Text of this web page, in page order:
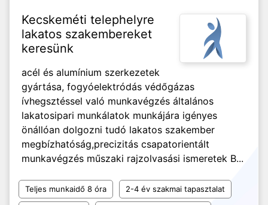
Kecskeméti telephelyre
lakatos szakembereket
keresünk
acél és alumínium szerkezetek
gyártása, fogyóelektródás védőgázas
ívhegsztéssel való munkavégzés általános
lakatosipari munkálatok munkájára igényes
önállóan dolgozni tudó lakatos szakember
megbízhatóság,precizitás csapatorientált
munkavégzés műszaki rajzolvasási ismeretek B...
Teljes munkaidő 8 óra 2-4 év szakmai tapasztalat